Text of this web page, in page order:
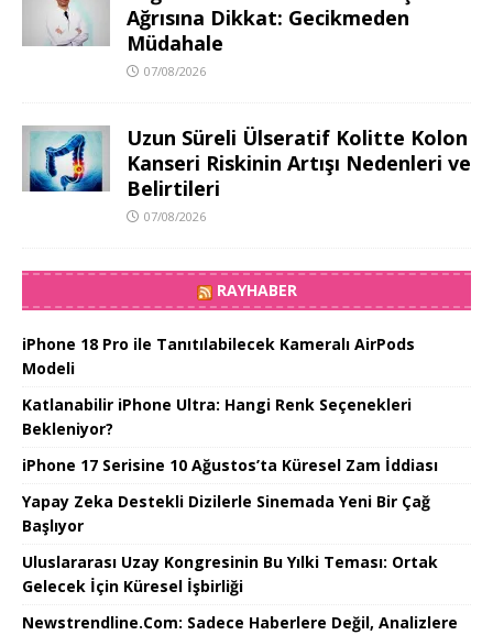
Ağrısına Dikkat: Gecikmeden
Müdahale
07/08/2026
Uzun Süreli Ülseratif Kolitte Kolon
Kanseri Riskinin Artışı Nedenleri ve
Belirtileri
07/08/2026
RAYHABER
iPhone 18 Pro ile Tanıtılabilecek Kameralı AirPods
Modeli
Katlanabilir iPhone Ultra: Hangi Renk Seçenekleri
Bekleniyor?
iPhone 17 Serisine 10 Ağustos’ta Küresel Zam İddiası
Yapay Zeka Destekli Dizilerle Sinemada Yeni Bir Çağ
Başlıyor
Uluslararası Uzay Kongresinin Bu Yılki Teması: Ortak
Gelecek İçin Küresel İşbirliği
Newstrendline.Com: Sadece Haberlere Değil, Analizlere